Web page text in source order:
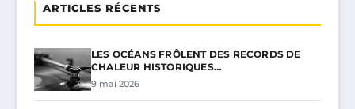
ARTICLES RÉCENTS
LES OCÉANS FRÔLENT DES RECORDS DE
CHALEUR HISTORIQUES…
9 mai 2026